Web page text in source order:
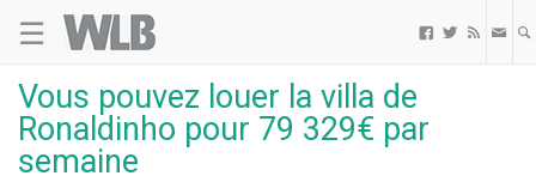
☰   
Vous pouvez louer la villa de
Ronaldinho pour 79 329€ par
semaine